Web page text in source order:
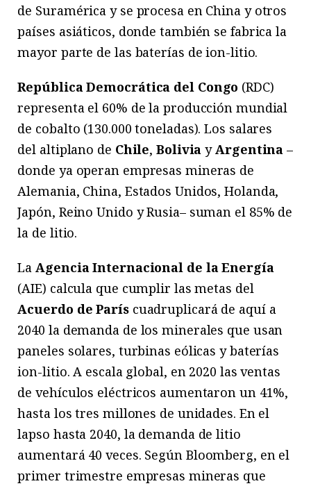
de Suramérica y se procesa en China y otros
países asiáticos, donde también se fabrica la
mayor parte de las baterías de ion-litio.
República Democrática del Congo (RDC)
representa el 60% de la producción mundial
de cobalto (130.000 toneladas). Los salares
del altiplano de Chile,Bolivia yArgentina –
donde ya operan empresas mineras de
Alemania, China, Estados Unidos, Holanda,
Japón, Reino Unido y Rusia– suman el 85% de
la de litio.
LaAgencia Internacional de la Energía
(AIE) calcula que cumplir las metas del
Acuerdo de Paríscuadruplicará de aquí a
2040 la demanda de los minerales que usan
paneles solares, turbinas eólicas y baterías
ion-litio. A escala global, en 2020 las ventas
de vehículos eléctricos aumentaron un 41%,
hasta los tres millones de unidades. En el
lapso hasta 2040, la demanda de litio
aumentará 40 veces. Según Bloomberg, en el
primer trimestre empresas mineras que